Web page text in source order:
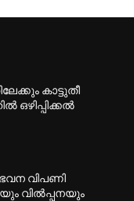
കാട്ടുതീ
ഒഴിപ്പിക്കൽ
വിപണി
വില്‍പ്പനയും